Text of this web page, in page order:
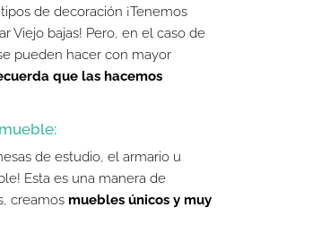
de decoración ¡Tenemos
Viejo bajas! Pero, en el caso de
pueden hacer con mayor
que las hacemos
de estudio, el armario u
Esta es una manera de
creamos muebles únicos y muy